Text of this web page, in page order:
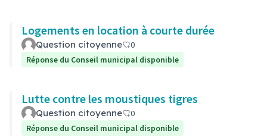
Logements en location à courte durée
Question citoyenne
0
Réponse du Conseil municipal disponible
Lutte contre les moustiques tigres
Question citoyenne
0
Réponse du Conseil municipal disponible